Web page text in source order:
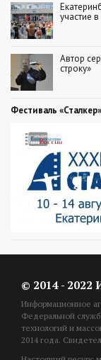
участие
Автор
строку»
Фестиваль
© 2014 - 2022
Информационное
Федеральной
технологий и
2014 года.